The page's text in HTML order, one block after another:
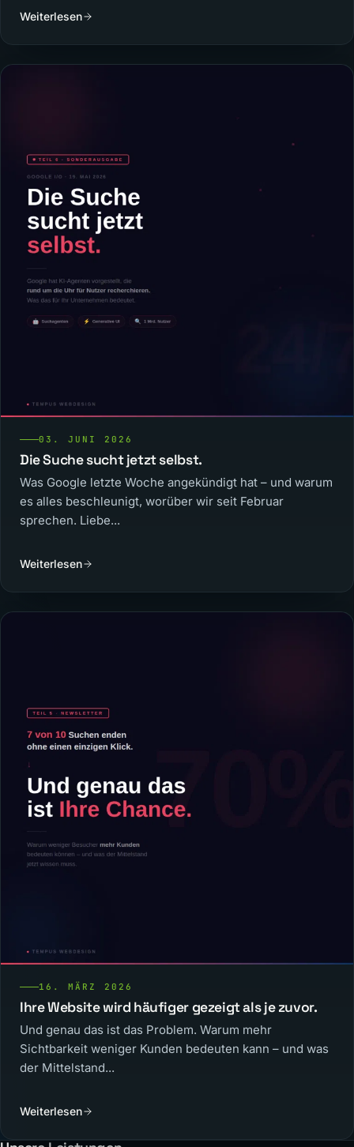
Weiterlesen
03. JUNI 2026
Die Suche sucht jetzt selbst.
Was Google letzte Woche angekündigt hat – und warum
es alles beschleunigt, worüber wir seit Februar
sprechen. Liebe...
Weiterlesen
16. MÄRZ 2026
Ihre Website wird häufiger gezeigt als je zuvor.
Und genau das ist das Problem. Warum mehr
Sichtbarkeit weniger Kunden bedeuten kann – und was
der Mittelstand...
Weiterlesen